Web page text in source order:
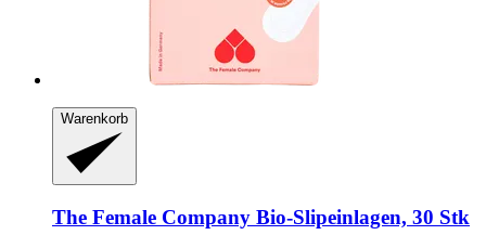
Warenkorb
The Female Company Bio-​Slipeinlagen, 30 Stk